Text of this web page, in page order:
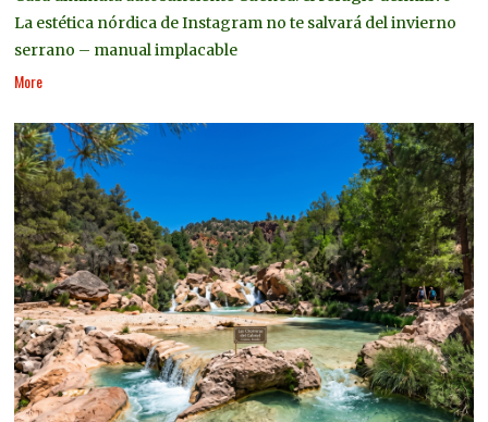
La estética nórdica de Instagram no te salvará del invierno
serrano – manual implacable
More